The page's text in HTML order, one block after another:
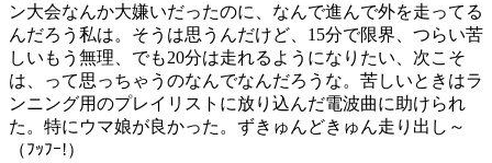
ン大会なんか大嫌いだったのに、なんで進んで外を走ってる
んだろう私は。そうは思うんだけど、15分で限界、つらい苦
しいもう無理、でも20分は走れるようになりたい、次こそ
は、って思っちゃうのなんでなんだろうな。苦しいときはラ
ンニング用のプレイリストに放り込んだ電波曲に助けられ
た。特にウマ娘が良かった。ずきゅんどきゅん走り出し～
（ﾌｯﾌｰ!）